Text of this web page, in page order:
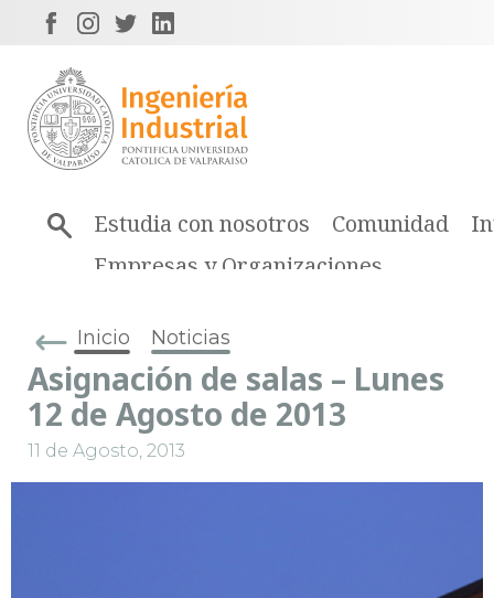
Estudia con nosotros Comunidad
Empresas y Organizaciones
Inicio Noticias
Asignación de salas – Lunes
12 de Agosto de 2013
11 de Agosto, 2013